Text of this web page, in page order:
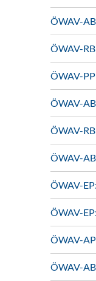
ÖWAV-
ÖWAV-
ÖWAV-
ÖWAV-
ÖWAV-
ÖWAV-
ÖWAV-
ÖWAV-
ÖWAV-
ÖWAV-